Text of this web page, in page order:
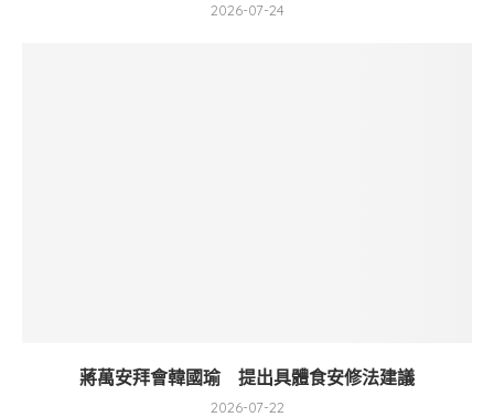
2026-07-24
蔣萬安拜會韓國瑜 提出具體食安修法建議
2026-07-22